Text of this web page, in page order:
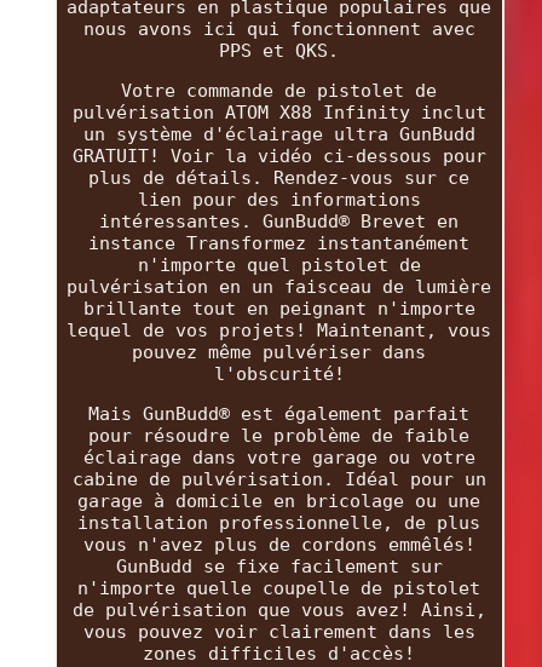
adaptateurs en plastique populaires que
nous avons ici qui fonctionnent avec
PPS et QKS.
Votre commande de pistolet de
pulvérisation ATOM X88 Infinity inclut
un système d'éclairage ultra GunBudd
GRATUIT! Voir la vidéo ci-dessous pour
plus de détails. Rendez-vous sur ce
lien pour des informations
intéressantes. GunBudd® Brevet en
instance Transformez instantanément
n'importe quel pistolet de
pulvérisation en un faisceau de lumière
brillante tout en peignant n'importe
lequel de vos projets! Maintenant, vous
pouvez même pulvériser dans
l'obscurité!
Mais GunBudd® est également parfait
pour résoudre le problème de faible
éclairage dans votre garage ou votre
cabine de pulvérisation. Idéal pour un
garage à domicile en bricolage ou une
installation professionnelle, de plus
vous n'avez plus de cordons emmêlés!
GunBudd se fixe facilement sur
n'importe quelle coupelle de pistolet
de pulvérisation que vous avez! Ainsi,
vous pouvez voir clairement dans les
zones difficiles d'accès!